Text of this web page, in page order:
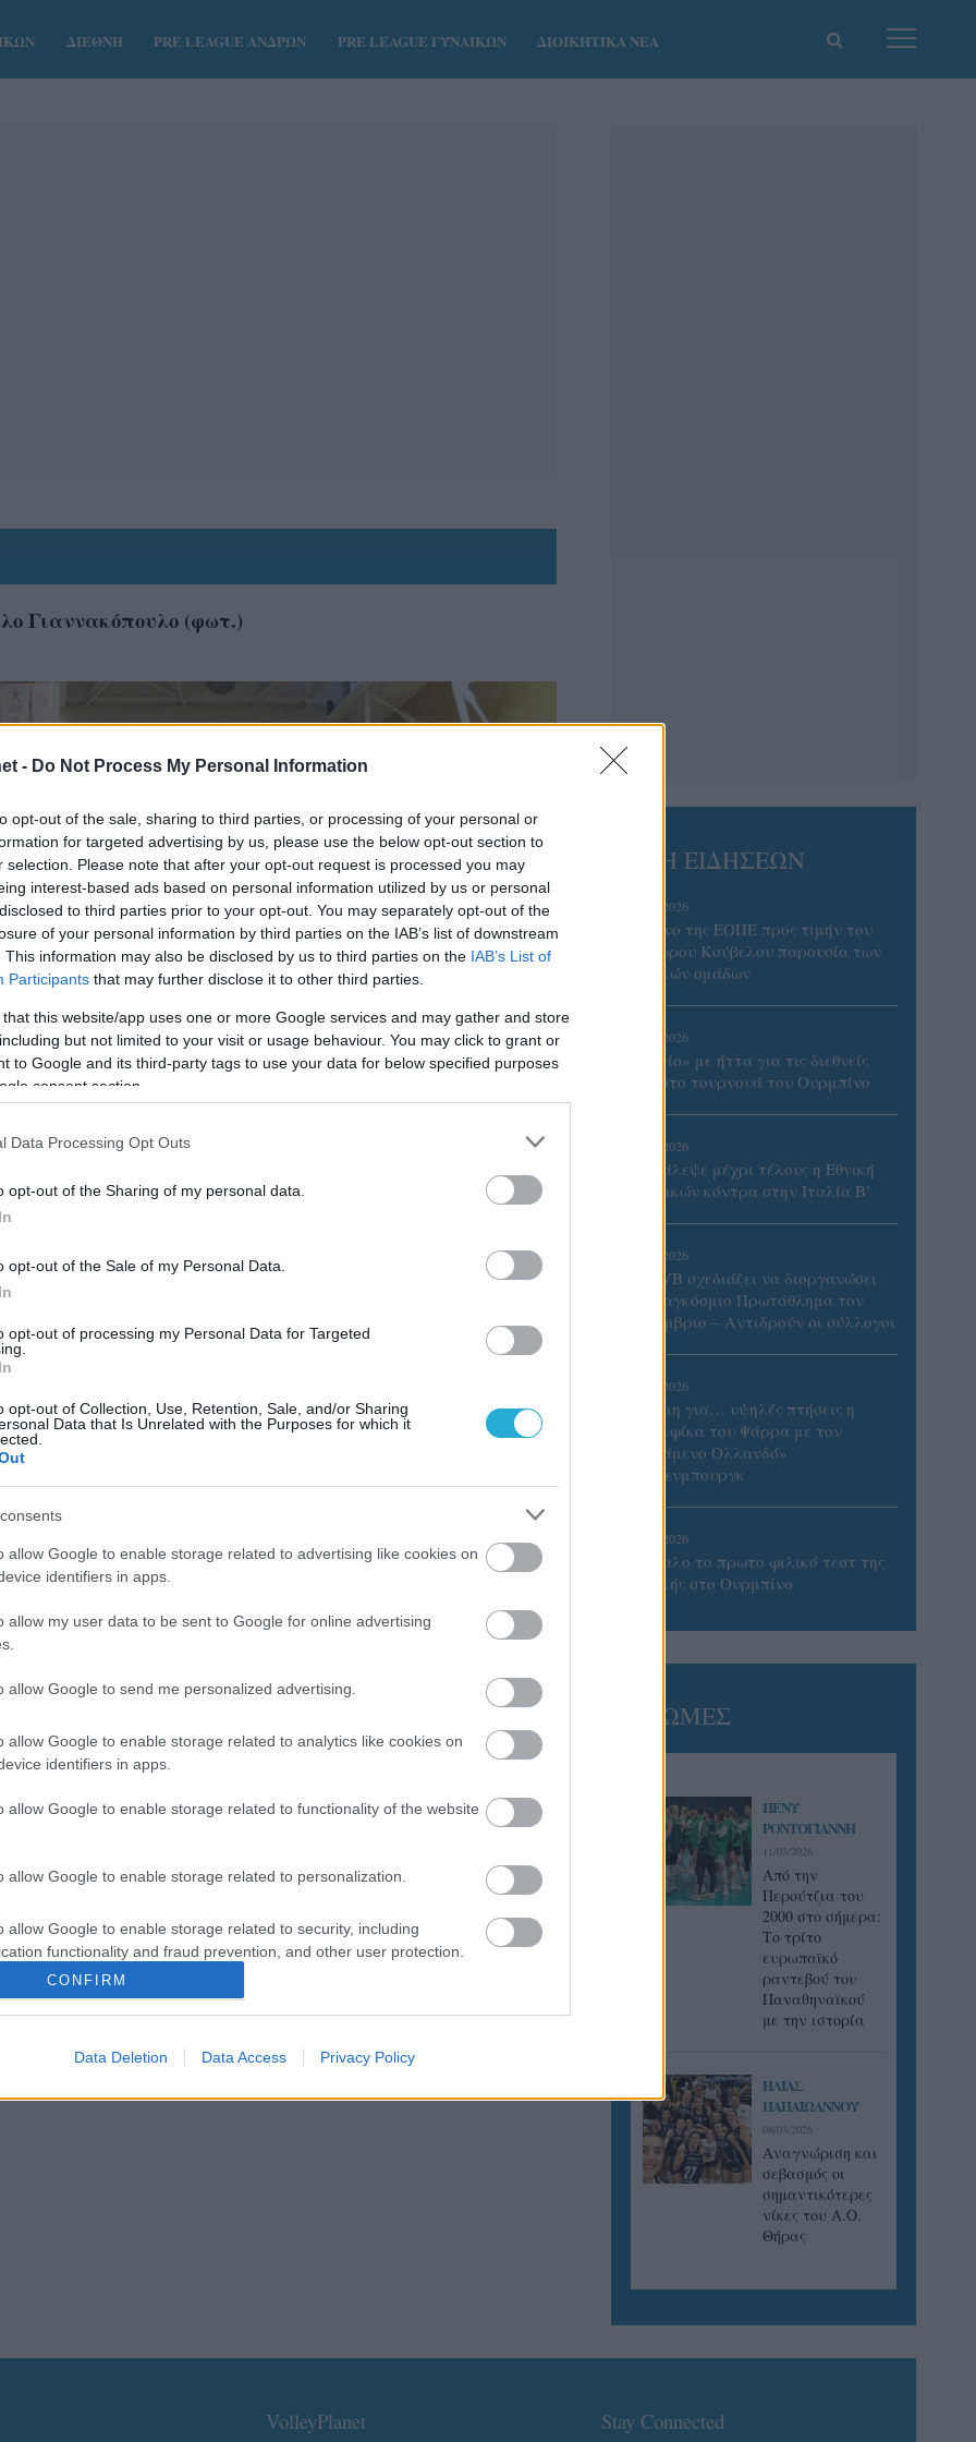
- Do Not Process My Personal Information
opt-out of the sale, sharing to third parties, or processing of your personal or
for targeted advertising by us, please use the below opt-out section to
selection. Please note that after your opt-out request is processed you may
interest-based ads based on personal information utilized by us or personal
to third parties prior to your opt-out. You may separately opt-out of the
of your personal information by third parties on the IAB’s list of downstream
This information may also be disclosed by us to third parties on the IAB’s List of
Participants that may further disclose it to other third parties.
that this website/app uses one or more Google services and may gather and store
but not limited to your visit or usage behaviour. You may click to grant or
to Google and its third-party tags to use your data for below specified purposes
consent section.
Data Processing Opt Outs
opt-out of the Sharing of my personal data.
opt-out of the Sale of my Personal Data.
opt-out of processing my Personal Data for Targeted
opt-out of Collection, Use, Retention, Sale, and/or Sharing
Data that Is Unrelated with the Purposes for which it
allow Google to enable storage related to advertising like cookies on
identifiers in apps.
allow my user data to be sent to Google for online advertising
allow Google to send me personalized advertising.
allow Google to enable storage related to analytics like cookies on
identifiers in apps.
allow Google to enable storage related to functionality of the website
allow Google to enable storage related to personalization.
allow Google to enable storage related to security, including
functionality and fraud prevention, and other user protection.
CONFIRM
Data Deletion Data Access Privacy Policy
ΔΙΕΘΝΗ PRE LEAGUE ΑΝΔΡΩΝ PRE LEAGUE ΓΥΝΑΙΚΩΝ ΔΙΟΙΚΗΤΙΚΑ ΝΕΑ
Γιαννακόπουλο (φωτ.)
με το δεξί στο τριεθνές τουρνουά της
Νεαπόλεως με 3-1 σετ (25-12, 16-25, 25-16,
ΡΟΗ ΕΙΔΗΣΕΩΝ
08/08/2026
Δείπνο της ΕΟΠΕ προς τιμήν του
Ισίδωρου Κούβελου παρουσία των
Εθνικών ομάδων
07/08/2026
«Αντίο» με ήττα για τις διεθνείς
μας στο τουρνουά του Ουρμπίνο
06/08/2026
Το πάλεψε μέχρι τέλους η Εθνική
γυναικών κόντρα στην Ιταλία Β’
06/08/2026
Η FIVB σχεδιάζει να διοργανώσει
το Παγκόσμιο Πρωτάθλημα τον
Δεκέμβριο – Αντιδρούν οι σύλλογοι
06/08/2026
Έτοιμη για… υψηλές πτήσεις η
Μπενφίκα του Ψάρρα με τον
«Ιπτάμενο Ολλανδό»
Βίλτενμπουργκ
05/08/2026
Ισόπαλο το πρωτο φιλικό τεστ της
Εθνικής στο Ουρμπίνο
ΓΝΩΜΕΣ
ΠΕΝΥ
ΡΟΝΤΟΓΙΑΝΝΗ
11/03/2026
Από την
Περούτζια του
2000 στο σήμερα:
Tο τρίτο
ευρωπαϊκό
ραντεβού του
Παναθηναϊκού
με την ιστορία
ΗΛΙΑΣ
ΠΑΠΑΪΩΑΝΝΟΥ
08/03/2026
Αναγνώριση και
σεβασμός οι
σημαντικότερες
νίκες του Α.Ο.
Θήρας
VolleyPlanet Stay Connected